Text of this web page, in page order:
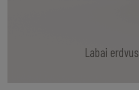
Labai erdvus